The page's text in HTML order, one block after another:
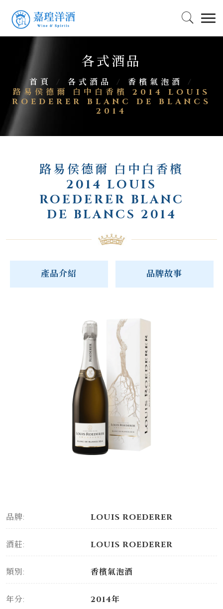
各式酒品
首頁 / 各式酒品 / 香檳氣泡酒
/
路易侯德爾 白中白香檳 2014 LOUIS
ROEDERER BLANC DE BLANCS
2014
路易侯德爾 白中白香檳
2014 LOUIS
ROEDERER BLANC
DE BLANCS 2014
產品介紹 品牌故事
品牌: LOUIS ROEDERER
酒莊: LOUIS ROEDERER
類別: 香檳氣泡酒
年分: 2014年